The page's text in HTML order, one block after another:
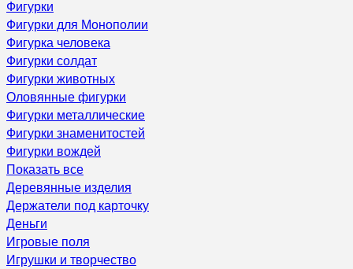
Фигурки
Фигурки для Монополии
Фигурка человека
Фигурки солдат
Фигурки животных
Оловянные фигурки
Фигурки металлические
Фигурки знаменитостей
Фигурки вождей
Показать все
Деревянные изделия
Держатели под карточку
Деньги
Игровые поля
Игрушки и творчество